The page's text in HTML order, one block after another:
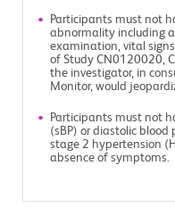
Participants must not
abnormality including
examination, vital
of Study CN0120020,
the investigator, in
Monitor, would
Participants must not
(sBP) or diastolic blood
stage 2 hypertension
absence of symptoms.